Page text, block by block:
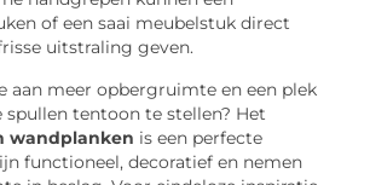
of een saai meubelstuk direct
uitstraling geven.
aan meer opbergruimte en een plek
spullen tentoon te stellen? Het
wandplanken is een perfecte
functioneel, decoratief en nemen